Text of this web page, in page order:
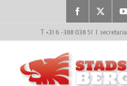
Facebook
T +31 6 -388 038 51 |